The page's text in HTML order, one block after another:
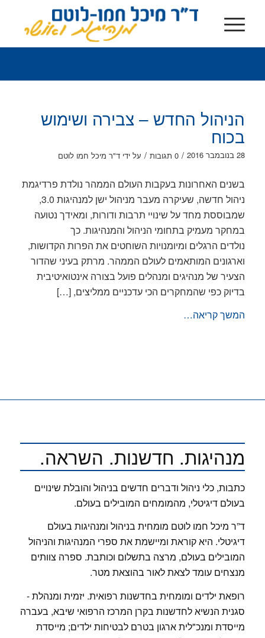
הניהול החדש – צבירה ושימוש
בכוח
28 בנובמבר 2016 / 0 תגובות / על ידי ד"ר מיכל חמו לוטם
בשנים האחרונות בעקבות העולם הממהר נולדת פרדיגמת
ניהול חדשה, שעיקרה מעבר מניהול ישן למנהיגות 3.0,
שמבוססת מחד על שינויי תרבות ודורות, ומאידך נטועה
במחקר מעמיק בתחומי הניהול והמנהיגות. כך
נולדים הרגלים ומיומנויות השוחטים את הפרות הקדושות,
וארגונים המותאמים לעולם הממהר. מרתק בעיני שהדור
הצעיר של מנהיגים ומנהלים פועל בצורה אינטואיטיבית
בדיוק כפי שהמחקרים הכי עדכניים ממליצים, […]
המשך קריאה…
מנהיגות. חדשנות. השראה.
כתבות, כלי ניהול ודברים חדשים בניהול והובלת שינויים
בעולם דיגיטלי, מהמומחים המובילים בעולם.
ד”ר מיכל חמו לוטם מומחית בניהול ומנהיגות בעולם
דיגיטלי. היא קוראת ומיישמת את ספרי המנהיגות והניהול
המובילים בעולם, מרצה בתשלום וכותבת. ספרה צוותים
מנצחים עומד לצאת לאור בהוצאת מטר.
רופאת ילדים ומומחית בחדשנות רפואית. יזמית ומנהלת -
סגנית הנשיא לחדשנות בקרן המרכז הרפואי שיבא, בעברה
מייסדת ומנכ"לית ארגון בטרם לבטיחות ילדים; מייסדת